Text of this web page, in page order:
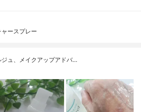
ースプレー
ジュ、メイクアップアドバ…